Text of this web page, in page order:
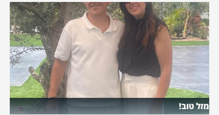
מזל טוב!